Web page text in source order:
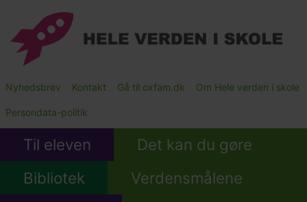
hovedindhold
Main
Submenu
Nyhedsbrev Kontakt Gå til oxfam.dk Om Hele verden i skole
Persondata-politik
Til eleven
Det kan du gøre
Bibliotek
Verdensmålene